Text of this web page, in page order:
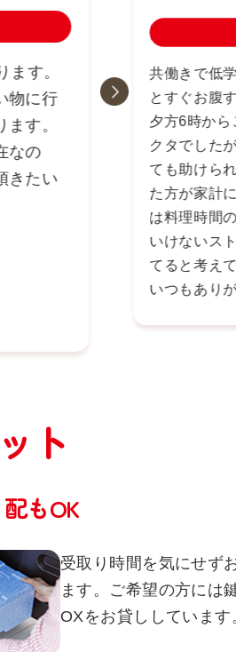
ます。
物に行
す。
なの
きたい
共働きで低
とすぐお腹
夕方6時から
クタでした
ても助けら
た方が家計
は料理時間
いけないス
てると考え
いつもあり
ト
もOK
受取り時間を気にせず
ます。ご希望の方には
OXをお貸ししています